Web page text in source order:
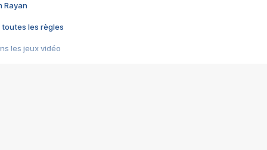
Rayan
toutes les règles
les jeux vidéo